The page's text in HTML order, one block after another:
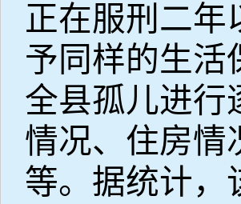
正在服刑二年
予同样的生活
全县孤儿进行
情况、住房情
等。据统计，